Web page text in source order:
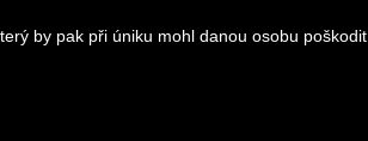
by pak při úniku mohl danou osobu poškodit